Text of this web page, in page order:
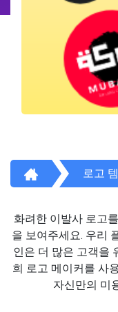
로고
화려한 이발사 로고
을 보여주세요. 우리
인은 더 많은 고객을
희 로고 메이커를 사
자신만의 미